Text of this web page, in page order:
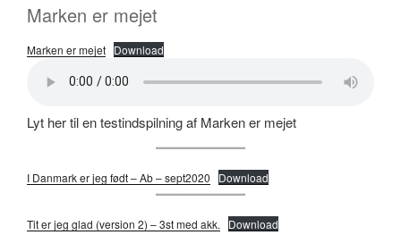
Marken er mejet
Marken er mejet Download
Lyt her til en testindspilning af Marken er mejet
I Danmark er jeg født – Ab – sept2020 Download
Tit er jeg glad (version 2) – 3st med akk. Download